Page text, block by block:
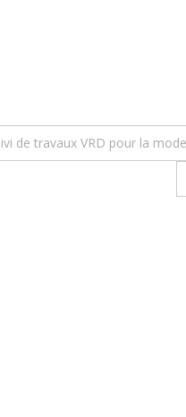
de travaux VRD pour la